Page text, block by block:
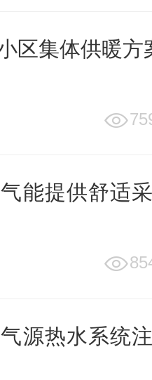
区集体供暖方
能提供舒适
源热水系统